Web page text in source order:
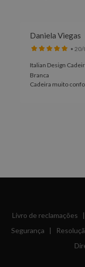
Daniela Viegas
•
Italian Design
Branca
Cadeira muito
Livro de reclamações |
Segurança |